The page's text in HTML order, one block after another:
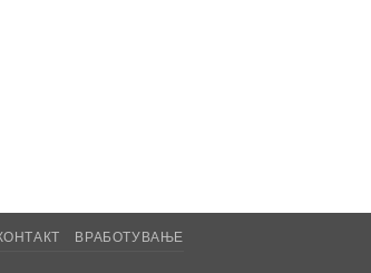
ВРАБОТУВАЊЕ